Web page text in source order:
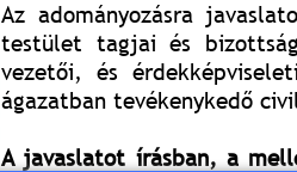
Az adományozásra
testület tagjai és
vezetői, és
ágazatban tevékenykedő
A javaslatot írásban, a